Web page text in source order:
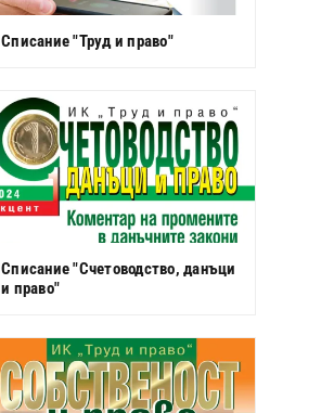
Списание "Труд и право"
Списание "Счетоводство, данъци
и право"